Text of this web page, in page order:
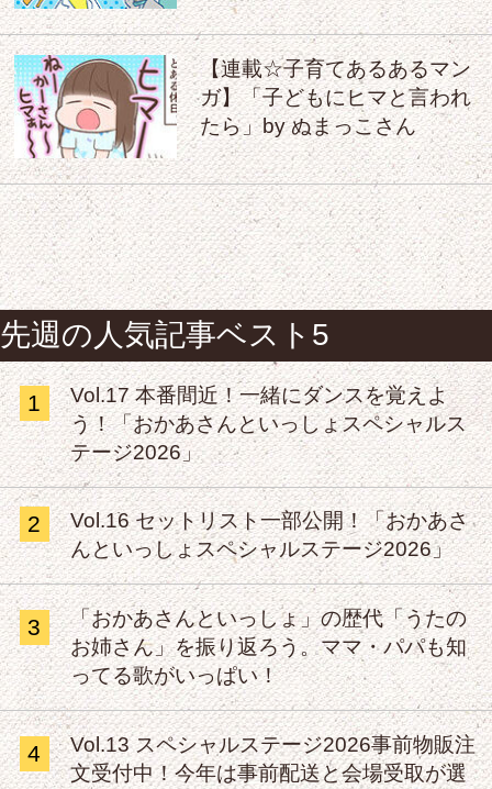
【連載☆子育てあるあるマン
ガ】「子どもにヒマと言われ
たら」by ぬまっこさん
先週の人気記事ベスト5
1
Vol.17 本番間近！一緒にダンスを覚えよ
う！「おかあさんといっしょスペシャルス
テージ2026」
2
Vol.16 セットリスト一部公開！「おかあさ
んといっしょスペシャルステージ2026」
3
「おかあさんといっしょ」の歴代「うたの
お姉さん」を振り返ろう。ママ・パパも知
ってる歌がいっぱい！
4
Vol.13 スペシャルステージ2026事前物販注
文受付中！今年は事前配送と会場受取が選